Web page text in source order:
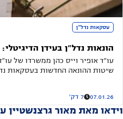
עסקאות נדל"ן
הונאות נדל"ן בעידן
עו"ד אופיר וייס כהן ממשרדו של
שיטות ההונאה החדשות בעסקאות
07.01.26 7 דק'
וידאו מאת מאור גרצנשטיין